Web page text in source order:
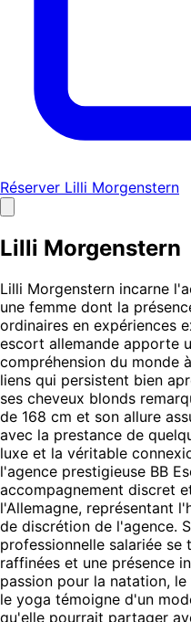
Réserver Lilli Morgenstern
Lilli Morgenstern
Lilli Morgenstern incarne
une femme dont la
ordinaires en expériences
escort allemande apporte
compréhension du monde
liens qui persistent bien
ses cheveux blonds
de 168 cm et son allure
avec la prestance de
luxe et la véritable
l'agence prestigieuse BB
accompagnement discret
l'Allemagne, représentant
de discrétion de l'agence.
professionnelle salariée
raffinées et une présence
passion pour la natation,
le yoga témoigne d'un
qu'elle pourrait partager